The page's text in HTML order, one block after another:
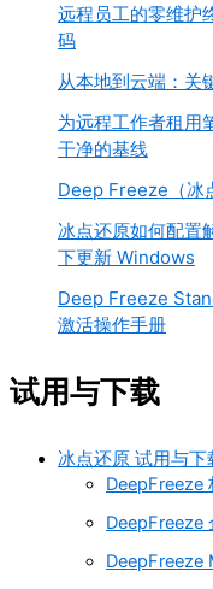
远程员工的零维护
码
从本地到云端：
为远程工作者租用
干净的基线
Deep Freeze（冰
冰点还原如何配置
下更新 Windows
Deep Freeze
激活操作手册
试用与下载
冰点还原 试用与下
DeepFreeze
DeepFreeze
DeepFreeze